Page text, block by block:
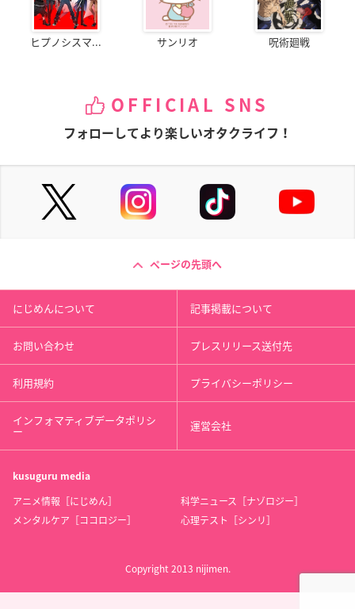
ヒプノシスマ... サンリオ 呪術廻戦
OFFICIAL SNS
フォローしてより楽しいオタクライフ！
ページの先頭へ
にじめんについて 記事掲載について
お問い合わせ プレスリリース送付先
利用規約 プライバシーポリシー
インフォマティブデータポリシ
ー 運営会社
kusuguru media
アニメ情報［にじめん］
科学ニュース［ナゾロジー］
メンタルケア［ココロジー］
心理テスト［シンリ］
Copyright 2013 nijimen.